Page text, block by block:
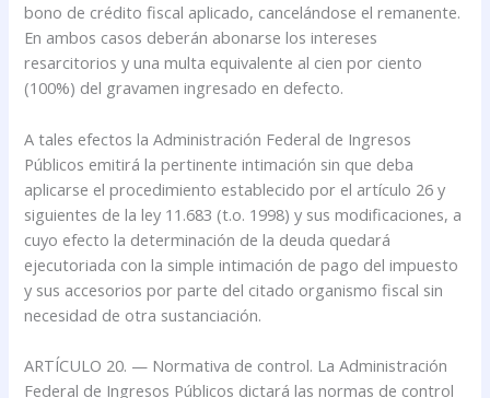
bono de crédito fiscal aplicado, cancelándose el remanente.
En ambos casos deberán abonarse los intereses
resarcitorios y una multa equivalente al cien por ciento
(100%) del gravamen ingresado en defecto.
A tales efectos la Administración Federal de Ingresos
Públicos emitirá la pertinente intimación sin que deba
aplicarse el procedimiento establecido por el artículo 26 y
siguientes de la ley 11.683 (t.o. 1998) y sus modificaciones, a
cuyo efecto la determinación de la deuda quedará
ejecutoriada con la simple intimación de pago del impuesto
y sus accesorios por parte del citado organismo fiscal sin
necesidad de otra sustanciación.
ARTÍCULO 20. — Normativa de control. La Administración
Federal de Ingresos Públicos dictará las normas de control